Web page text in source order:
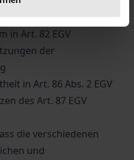
81 Abs. 1 EGV
in Art. 82 EGV
der
in Art. 86 Abs. 2 EGV
des Art. 87 EGV
die verschiedenen
und